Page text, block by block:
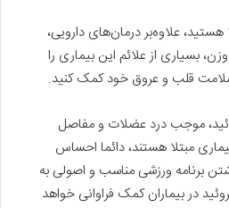
هستید، علاوه‌بر درمان‌های دارویی،
بسیاری از علائم این بیماری را
قلب و عروق خود کمک کنید.
موجب درد عضلات و مفاصل
مبتلا هستند، دائما احساس
برنامه ورزشی مناسب و اصولی به
در بیماران کمک فراوانی خواهد